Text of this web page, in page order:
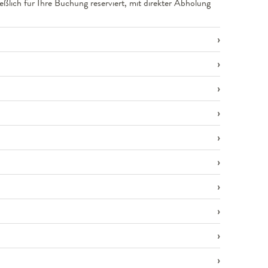
für Ihre Buchung reserviert, mit direkter Abholung